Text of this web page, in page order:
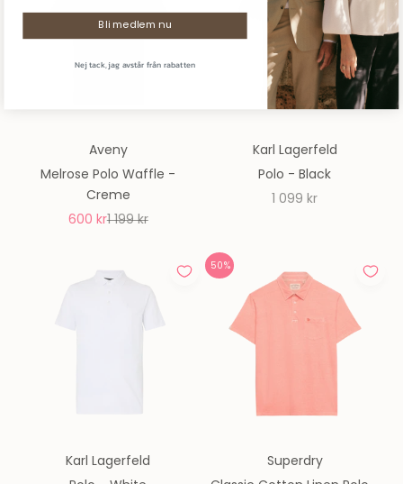
Aveny
Melrose Polo Waffle -
Creme
REA-pris
600 krPris
1 199 kr
Karl Lagerfeld
Polo - Black
REA-pris
1 099 kr
Karl Lagerfeld
50%
Superdry
Bli medlem nu
Nej tack, jag avstår från rabatten